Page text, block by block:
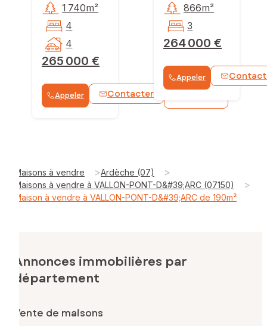
265 000 €
1 740m²
4
4
Appeler Contacter
264 000 €
866m²
3
Appeler
Maisons à vendre >Ardèche (07) >
Maisons à vendre à VALLON-PONT-D&#39;ARC (07150) >
Maison à vendre à VALLON-PONT-D&#39;ARC de 190m²
Annonces immobilières par
département
Vente de maisons